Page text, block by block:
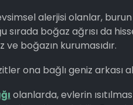
alerjisi olanlar, burun
sırada boğaz ağrısı da
boğazın kurumasıdır.
ona bağlı geniz arkası
olanlarda, evlerin